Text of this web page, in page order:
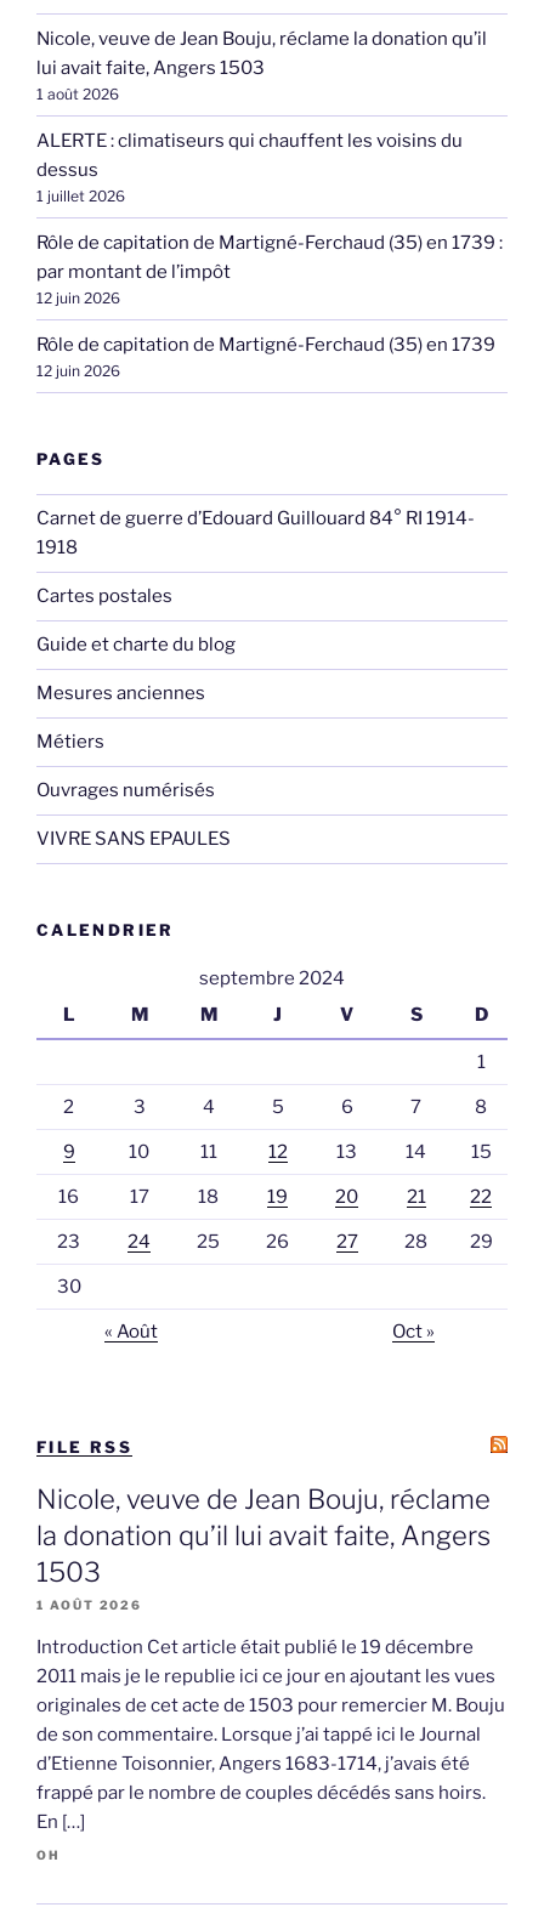
Nicole, veuve de Jean Bouju, réclame la donation qu’il
lui avait faite, Angers 1503
1 août 2026
ALERTE : climatiseurs qui chauffent les voisins du
dessus
1 juillet 2026
Rôle de capitation de Martigné-Ferchaud (35) en 1739 :
par montant de l’impôt
12 juin 2026
Rôle de capitation de Martigné-Ferchaud (35) en 1739
12 juin 2026
PAGES
Carnet de guerre d’Edouard Guillouard 84° RI 1914-
1918
Cartes postales
Guide et charte du blog
Mesures anciennes
Métiers
Ouvrages numérisés
VIVRE SANS EPAULES
CALENDRIER
septembre 2024
L
M M J V S D
1
2 3 4 5 6 7 8
9 10 11 12 13 14 15
16 17 18 19 20 21 22
23 24 25 26 27 28 29
30
« Août Oct »
FILE RSS
Nicole, veuve de Jean Bouju, réclame
la donation qu’il lui avait faite, Angers
1503
1 AOÛT 2026
Introduction Cet article était publié le 19 décembre
2011 mais je le republie ici ce jour en ajoutant les vues
originales de cet acte de 1503 pour remercier M. Bouju
de son commentaire. Lorsque j’ai tappé ici le Journal
d’Etienne Toisonnier, Angers 1683-1714, j’avais été
frappé par le nombre de couples décédés sans hoirs.
En […]
OH